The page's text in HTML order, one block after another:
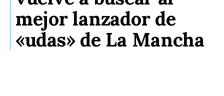
mejor lanzador de
«udas» de La Mancha